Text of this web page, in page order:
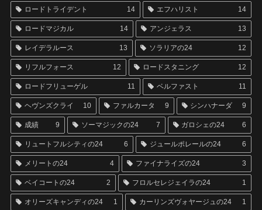
ロードトライデント 14 エフハリスト 14
ロードマジカル 14 アンジェラス 13
レイデラルース 13 ソラリアの24 12
リフルフォース 12 ロードスタニング 12
ロードフリューゲル 11 ベルファスト 11
ヘヴンズクライ 10 ファルカータ 9 シンハナーダ 9
成績 9 ソーマジックの24 7 ガロシェの24 6
リュートフルシティの24 6 ジュールポレールの24 6
メリートの24 4 ファイナライズの24 3
ベイコートの24 2 フロルセレジェイラの24 1
オリーズキャンディの24 1 カーリンズヴォヤージュの24 1